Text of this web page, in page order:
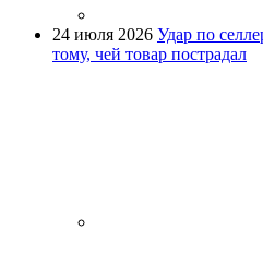
24 июля 2026 Удар по
тому, чей товар пострадал